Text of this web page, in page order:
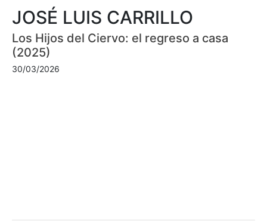
JOSÉ LUIS CARRILLO
Los Hijos del Ciervo: el regreso a casa
(2025)
30/03/2026